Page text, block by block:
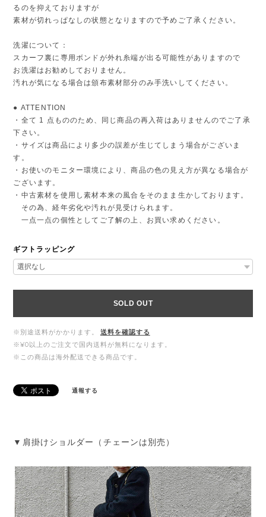
るのを抑えておりますが
素材が切れっぱなしの状態となりますので予めご了承ください。
洗濯について：
スカーフ裏に専用ボンドが外れ糸端が出る可能性がありますので
お洗濯はお勧めしておりません。
汚れが気になる場合は頒布素材部分のみ手洗いしてください。
● ATTENTION
・全て 1 点もののため、同じ商品の再入荷はありませんのでご了承
下さい。
・サイズは商品により多少の誤差が生じてしまう場合がございま
す。
・お使いのモニター環境により、商品の色の見え方が異なる場合が
ございます。
・中古素材を使用し素材本来の風合をそのまま生かしております。
その為、経年劣化や汚れが見受けられます。
一点一点の個性としてご了解の上、お買い求めください。
ギフトラッピング
SOLD OUT
※別途送料がかかります。
送料を確認する
※¥0以上のご注文で国内送料が無料になります。
※この商品は海外配送できる商品です。
通報する
▼肩掛けショルダー（チェーンは別売）